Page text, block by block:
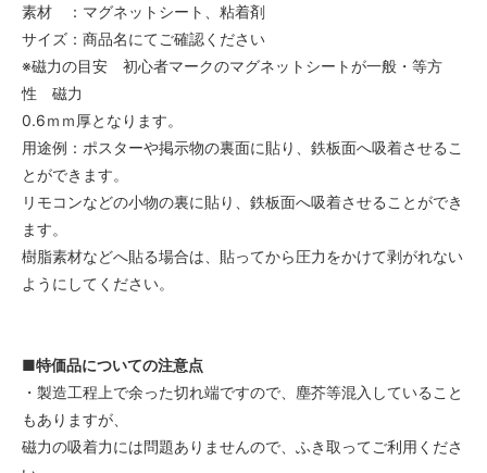
素材 ：マグネットシート、粘着剤
サイズ：商品名にてご確認ください
※磁力の目安 初心者マークのマグネットシートが一般・等方
性 磁力
0.6ｍｍ厚となります。
用途例：ポスターや掲示物の裏面に貼り、鉄板面へ吸着させるこ
とができます。
リモコンなどの小物の裏に貼り、鉄板面へ吸着させることができ
ます。
樹脂素材などへ貼る場合は、貼ってから圧力をかけて剥がれない
ようにしてください。
■特価品についての注意点
・製造工程上で余った切れ端ですので、塵芥等混入していること
もありますが、
磁力の吸着力には問題ありませんので、ふき取ってご利用くださ